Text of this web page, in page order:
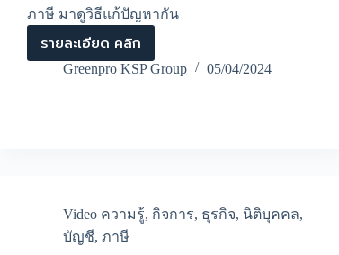
ภาษี มาดูวิธีแก้ปัญหากัน
รายละเอียด คลิก
หน้า
ร้าน
ไม่
จะ
ต้อง
ทำ
Greenpro KSP Group 05/04/2024
Video ความรู้, กิจการ, ธุรกิจ, นิติบุคคล,
บัญชี, ภาษี